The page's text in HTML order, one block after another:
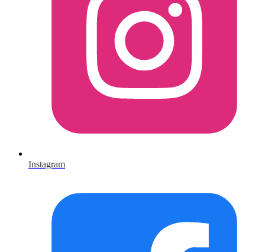
Instagram